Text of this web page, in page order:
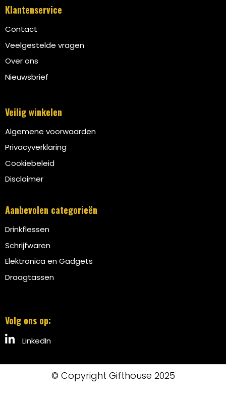
Klantenservice
Contact
Veelgestelde vragen
Over ons
Nieuwsbrief
Veilig winkelen
Algemene voorwaarden
Privacyverklaring
Cookiebeleid
Disclaimer
Aanbevolen categorieën
Drinkflessen
Schrijfwaren
Elektronica en Gadgets
Draagtassen
Volg ons op:
LinkedIn
© Copyright Gifthouse 2025